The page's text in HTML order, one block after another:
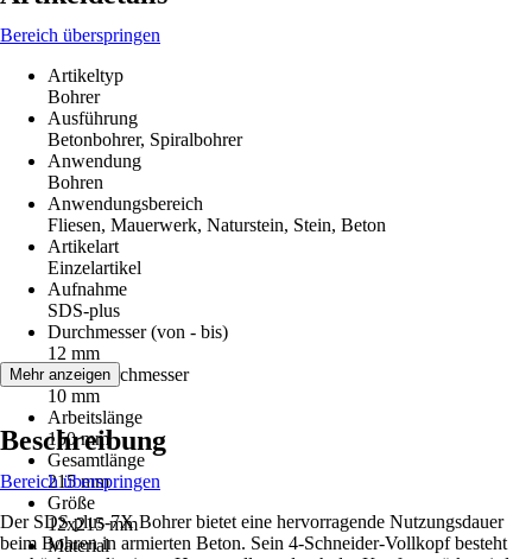
Bereich überspringen
Artikeltyp
Bohrer
Ausführung
Betonbohrer, Spiralbohrer
Anwendung
Bohren
Anwendungsbereich
Fliesen, Mauerwerk, Naturstein, Stein, Beton
Artikelart
Einzelartikel
Aufnahme
SDS-plus
Durchmesser (von - bis)
12 mm
Schaftdurchmesser
10 mm
Arbeitslänge
150 mm
Gesamtlänge
215 mm
Größe
12x215 mm
Material
Mehr anzeigen
Beschreibung
Bereich überspringen
Der SDS plus-7X Bohrer bietet eine hervorragende Nutzungsdauer
beim Bohren in armierten Beton. Sein 4-Schneider-Vollkopf besteht